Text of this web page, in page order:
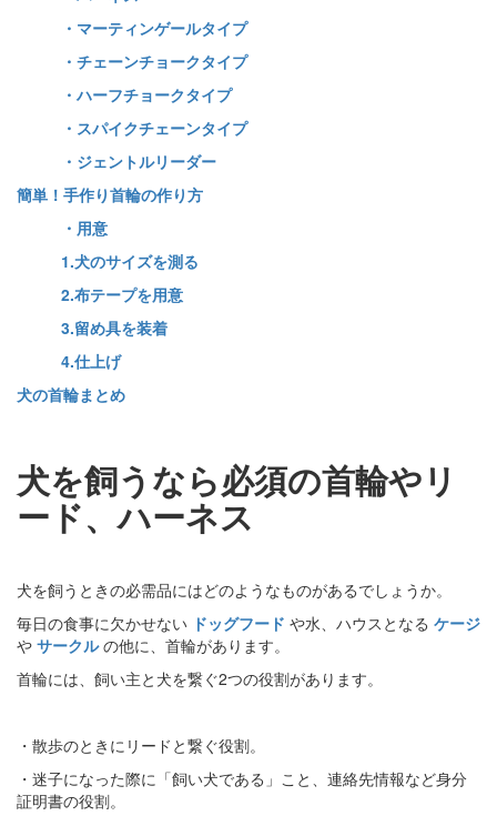
・マーティンゲールタイプ
・チェーンチョークタイプ
・ハーフチョークタイプ
・スパイクチェーンタイプ
・ジェントルリーダー
簡単！手作り首輪の作り方
・用意
1.犬のサイズを測る
2.布テープを用意
3.留め具を装着
4.仕上げ
犬の首輪まとめ
犬を飼うなら必須の首輪やリ
ード、ハーネス
犬を飼うときの必需品にはどのようなものがあるでしょうか。
毎日の食事に欠かせない ドッグフード や水、ハウスとなる ケージ
や サークルの他に、首輪があります。
首輪には、飼い主と犬を繋ぐ2つの役割があります。
・散歩のときにリードと繋ぐ役割。
・迷子になった際に「飼い犬である」こと、連絡先情報など身分
証明書の役割。